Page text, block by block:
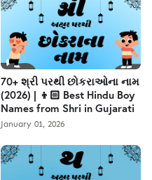
70+ શ્રી પરથી છોકરાઓના નામ
(2026) | 👦🏻 Best Hindu Boy
Names from Shri in Gujarati
January 01, 2026